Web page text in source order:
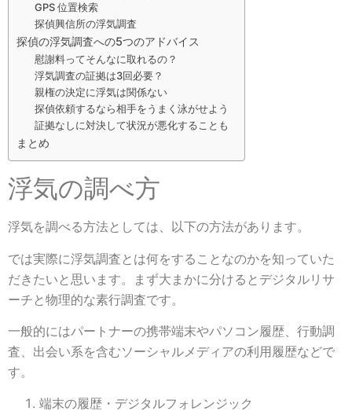
GPS 位置検索
探偵興信所の浮気調査
探偵の浮気調査への5つのアドバイス
慰謝料ってそんなに取れるの？
浮気調査の証拠は3回必要？
親権の決定に浮気は関係ない
探偵依頼するなら相手をうまく泳がせよう
証拠なしに対決して状況が悪化することも
まとめ
浮気の調べ方
浮気を調べる方法としては、以下の方法があります。
では実際に浮気調査とは何をすることなのかを知っていた
だきたいと思います。まず大まかに分けるとデジタルリサ
ーチと物理的な素行調査です。
一般的にはパートナーの携帯端末やパソコン履歴、行動調
査、出会い系を含むソーシャルメディアの利用履歴などで
す。
端末の履歴・デジタルフォレンジック